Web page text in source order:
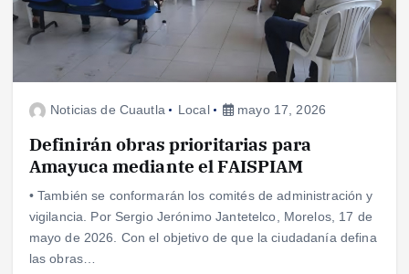
Noticias de Cuautla Local mayo 17, 2026
Definirán obras prioritarias para
Amayuca mediante el FAISPIAM
• También se conformarán los comités de administración y
vigilancia. Por Sergio Jerónimo Jantetelco, Morelos, 17 de
mayo de 2026. Con el objetivo de que la ciudadanía defina
las obras…